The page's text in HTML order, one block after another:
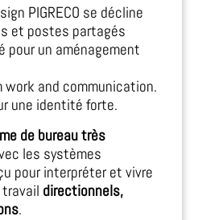
PIGRECO se décline
et postes partagés
un aménagement
and communication.
une identité forte.
de bureau très
les systèmes
pour interpréter et vivre
directionnels,
.